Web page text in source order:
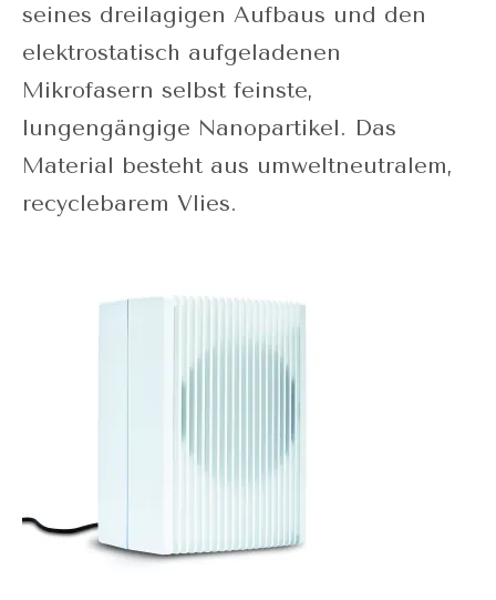
seines dreilagigen Aufbaus und den
elektrostatisch aufgeladenen
Mikrofasern selbst feinste,
lungengängige Nanopartikel. Das
Material besteht aus umweltneutralem,
recyclebarem Vlies.